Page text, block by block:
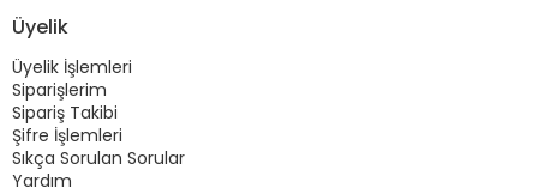
Üyelik
Üyelik İşlemleri
Siparişlerim
Sipariş Takibi
Şifre İşlemleri
Sıkça Sorulan Sorular
Yardım